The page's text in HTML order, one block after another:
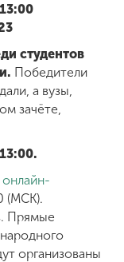
студентов
Победители
а вузы,
зачёте,
онлайн-
(МСК).
Прямые
организованы